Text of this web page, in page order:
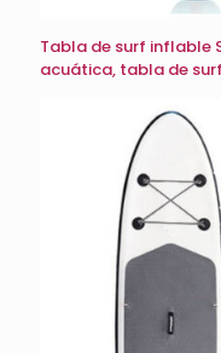
Tabla de surf inflable
acuática, tabla de